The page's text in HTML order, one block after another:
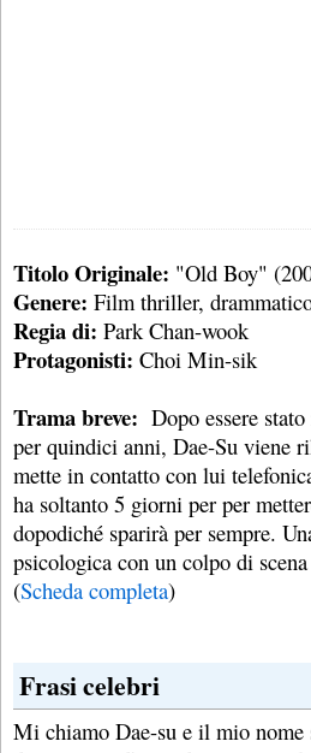
Titolo Originale: "Old Boy"
Genere: Film thriller,
Regia di: Park Chan-wook
Protagonisti: Choi Min-sik
Trama breve: Dopo essere
per quindici anni, Dae-Su viene
mette in contatto con lui
ha soltanto 5 giorni per per
dopodiché sparirà per sempre.
psicologica con un colpo di
(Scheda completa)
Frasi celebri
Mi chiamo Dae-su e il mio